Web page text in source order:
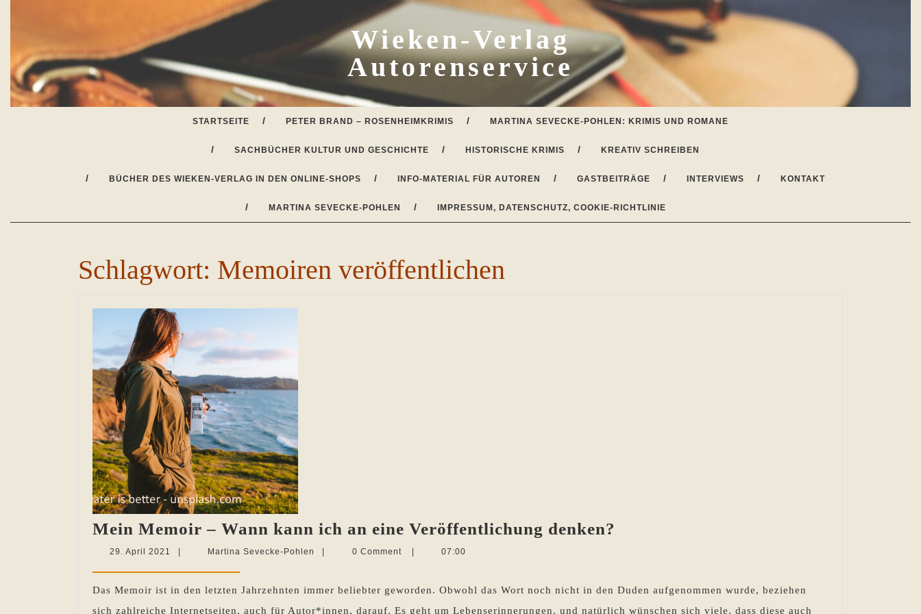
Wieken-Verlag
Autorenservice
STARTSEITE PETER BRAND – ROSENHEIMKRIMIS MARTINA SEVECKE-POHLEN: KRIMIS UND ROMANE
SACHBÜCHER KULTUR UND GESCHICHTE HISTORISCHE KRIMIS KREATIV SCHREIBEN
BÜCHER DES WIEKEN-VERLAG IN DEN ONLINE-SHOPS INFO-MATERIAL FÜR AUTOREN GASTBEITRÄGE INTERVIEWS KONTAKT
MARTINA SEVECKE-POHLEN IMPRESSUM, DATENSCHUTZ, COOKIE-RICHTLINIE
Schlagwort: Memoiren veröffentlichen
Mein Memoir – Wann kann ich an eine Veröffentlichung denken?
Wann
kann
29. April 2021 29.
2021
Martina Sevecke-Pohlen
Martina
0 Comment 07:00
Das Memoir ist in den letzten Jahrzehnten immer beliebter geworden. Obwohl das Wort noch nicht in den Duden aufgenommen wurde, beziehen
sich zahlreiche Internetseiten, auch für Autor*innen, darauf. Es geht um Lebenserinnerungen, und natürlich wünschen sich viele, dass diese auch